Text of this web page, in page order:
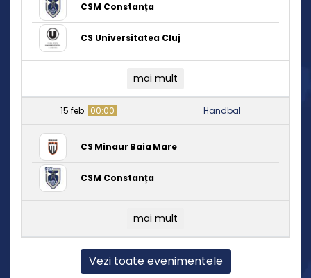
CSM Constanța
CS Universitatea Cluj
mai mult
15 feb. 00:00 Handbal
CS Minaur Baia Mare
CSM Constanța
mai mult
Vezi toate evenimentele